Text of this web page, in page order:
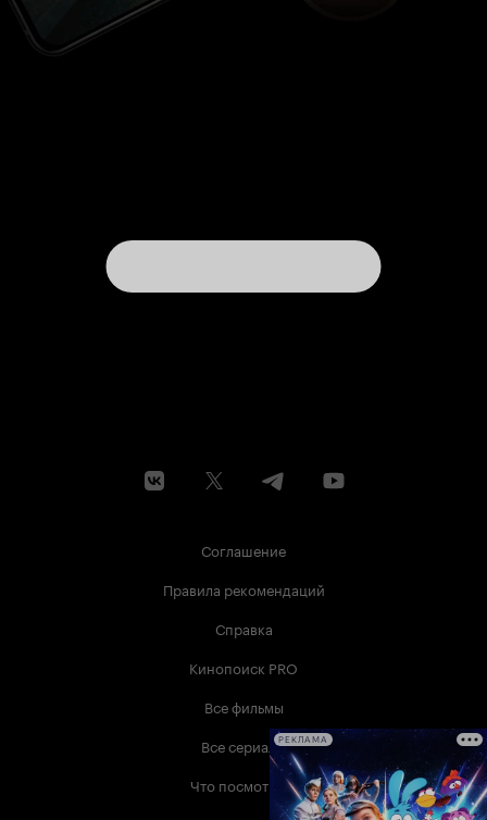
Соглашение
Правила рекомендаций
Справка
Кинопоиск PRO
Все фильмы
Все сериалы
Что посмотреть
РЕКЛАМА